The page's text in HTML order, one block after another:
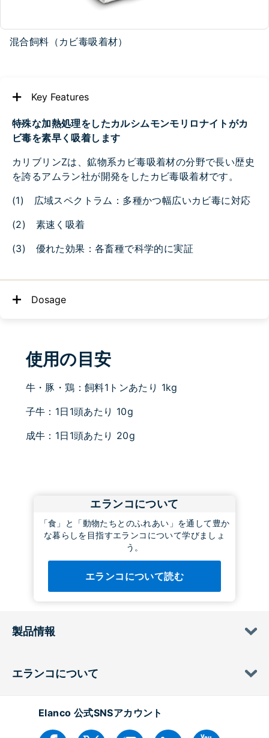
混合飼料（カビ毒吸着材）
Key Features
特殊な加熱処理をしたカルシムモンモリロナイトがカ
ビ毒を素早く吸着します
カリブリンZは、鉱物系カビ毒吸着材の分野で長い歴史
を誇るアムラン社が開発をしたカビ毒吸着材です。
(1) 広域スペクトラム：多種かつ幅広いカビ毒に対応
(2) 素速く吸着
(3) 優れた効果：各畜種で科学的に実証
Dosage
使用の目安
牛・豚・鶏：飼料1トンあたり 1kg
子牛：1日1頭あたり 10g
成牛：1日1頭あたり 20g
エランコについて
「食」と「動物たちとのふれあい」を通して豊か
な暮らしを目指すエランコについて学びましょ
う。
エランコについて読む
製品情報
エランコについて
Elanco 公式SNSアカウント